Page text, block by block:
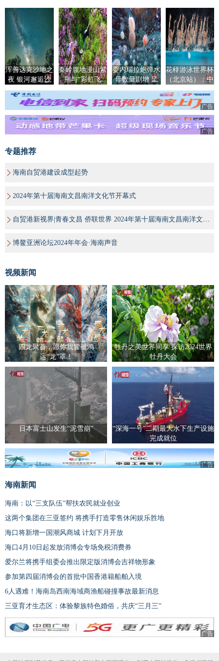
浑善达克沙地之
夜 银河邂逅沙
地榆
秦岭腹地漫山紫
荆与“彩虹飞
瀑”同框
委内瑞拉炮弹水
母数量剧增 呈
现超现实场景
花样游泳世界杯
（北京站）：中
国队摘集体自由
自选金牌
广告
广告
专题推荐
海南自贸港建设成型起势
2024年第十届海南文昌南洋文化节开幕式
自贸港新视界|青春文昌 侨联世界 2024年第十届海南文昌南洋文化节
博鳌亚洲论坛2024年年会·海南声音
视频新闻
四龙聚首，愿你我皆被鸿
运“龙”罩！
牡丹之美世界同享 探访2024世界
牡丹大会
日本富士山发生“泥雪崩”
“深海一号”二期最大水下生产设施
完成就位
广告
海南新闻
海南：以“三支队伍”帮扶农民就业创业
这两个集团在三亚签约 将携手打造零售休闲娱乐胜地
海口将新增一国潮风商城 计划下月开放
海口4月10日起发放消博会专场免税消费券
爱尔兰将携手组委会推出限定版消博会吉祥物形象
参加第四届消博会的首批中国香港籍船舶入境
6人遇难！海南岛西南海域商渔船碰撞事故最新消息
三亚育才生态区：体验黎族特色婚俗，共庆“三月三”
广告